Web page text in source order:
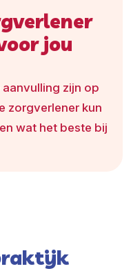
jou
zijn op
zorgverlener kun
wat het beste bij